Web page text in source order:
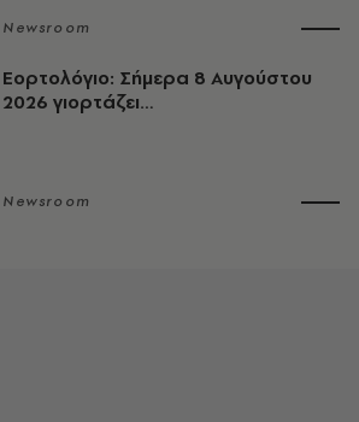
Newsroom
Εορτολόγιο: Σήμερα 8 Αυγούστου
2026 γιορτάζει…
Newsroom